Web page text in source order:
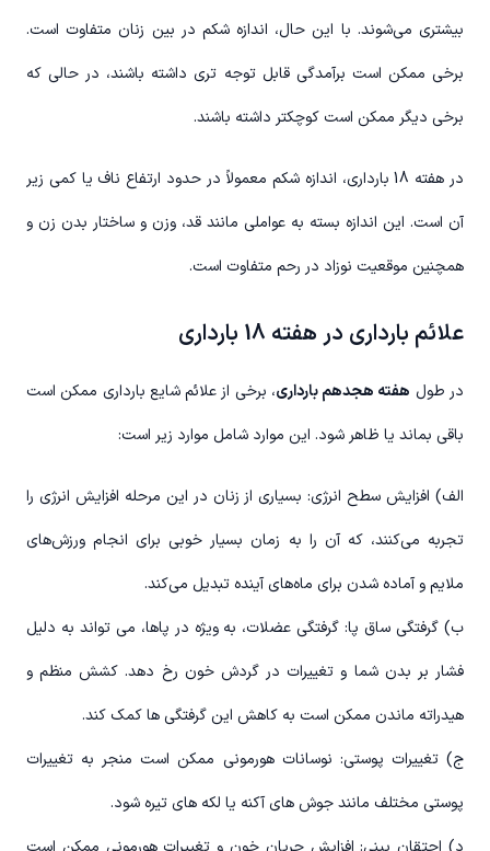
بیشتری می‌شوند. با این حال، اندازه شکم در بین زنان متفاوت است.
برخی ممکن است برآمدگی قابل توجه تری داشته باشند، در حالی که
برخی دیگر ممکن است کوچکتر داشته باشند.
در هفته 18 بارداری، اندازه شکم معمولاً در حدود ارتفاع ناف یا کمی زیر
آن است. این اندازه بسته به عواملی مانند قد، وزن و ساختار بدن زن و
همچنین موقعیت نوزاد در رحم متفاوت است.
علائم بارداری در هفته 18 بارداری
در طول هفته هجدهم بارداری، برخی از علائم شایع بارداری ممکن است
باقی بماند یا ظاهر شود. این موارد شامل موارد زیر است:
الف) افزایش سطح انرژی: بسیاری از زنان در این مرحله افزایش انرژی را
تجربه می‌کنند، که آن را به زمان بسیار خوبی برای انجام ورزش‌های
ملایم و آماده شدن برای ماه‌های آینده تبدیل می‌کند.
ب) گرفتگی ساق پا: گرفتگی عضلات، به ویژه در پاها، می تواند به دلیل
فشار بر بدن شما و تغییرات در گردش خون رخ دهد. کشش منظم و
هیدراته ماندن ممکن است به کاهش این گرفتگی ها کمک کند.
ج) تغییرات پوستی: نوسانات هورمونی ممکن است منجر به تغییرات
پوستی مختلف مانند جوش های آکنه یا لکه های تیره شود.